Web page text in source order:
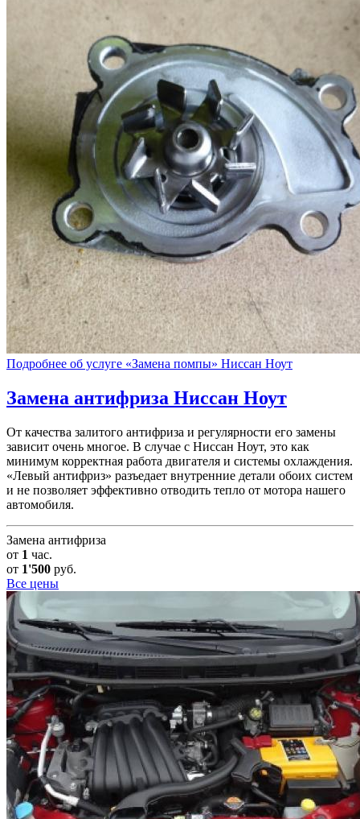
Подробнее об услуге «Замена помпы» Ниссан Ноут
Замена антифриза Ниссан Ноут
От качества залитого антифриза и регулярности его замены
зависит очень многое. В случае с Ниссан Ноут, это как
минимум корректная работа двигателя и системы охлаждения.
«Левый антифриз» разъедает внутренние детали обоих систем
и не позволяет эффективно отводить тепло от мотора нашего
автомобиля.
Замена антифриза
от 1 час.
от 1'500 руб.
Все цены